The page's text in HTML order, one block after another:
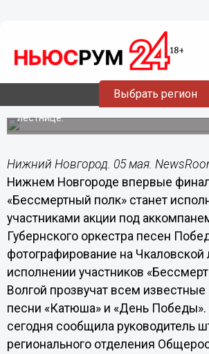
Выбрать регион
«Катюшу» и «День Победы»
участники «Бессмертного
катера «Герой» 9 мая
Впервые финалом шествия станет
Победы и общее фотографирование на
лестнице.
Нижний Новгород. 05 мая.
Нижнем Новгороде впервые
«Бессмертный полк» станет
участниками акции под
Губернского оркестра песен
фотографирование на Чкаловской
исполнении участников
Волгой прозвучат всем
песни «Катюша» и «День Победы».
сегодня сообщила руководитель
регионального отделения